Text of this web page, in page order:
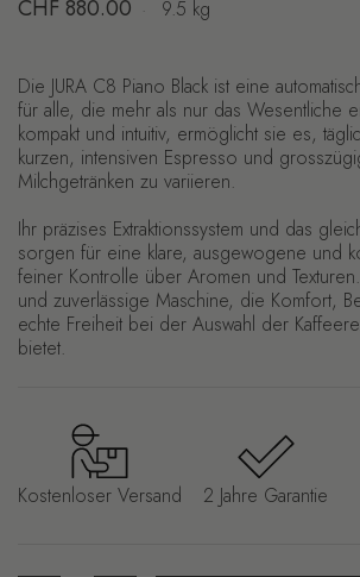
Regulärer Preis
CHF 880.00 · 9.5 kg
Die JURA C8 Piano Black ist eine
für alle, die mehr als nur das Wesentliche
kompakt und intuitiv, ermöglicht sie es,
kurzen, intensiven Espresso und
Milchgetränken zu variieren.
Ihr präzises Extraktionssystem und das
sorgen für eine klare, ausgewogene und
feiner Kontrolle über Aromen und
und zuverlässige Maschine, die Komfort,
echte Freiheit bei der Auswahl der
bietet.
Kostenloser Versand 2 Jahre Garantie